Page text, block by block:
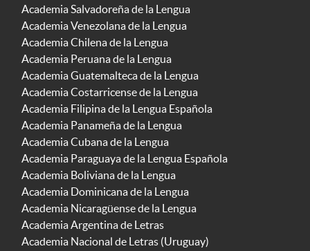
Academia Salvadoreña de la Lengua
Academia Venezolana de la Lengua
Academia Chilena de la Lengua
Academia Peruana de la Lengua
Academia Guatemalteca de la Lengua
Academia Costarricense de la Lengua
Academia Filipina de la Lengua Española
Academia Panameña de la Lengua
Academia Cubana de la Lengua
Academia Paraguaya de la Lengua Española
Academia Boliviana de la Lengua
Academia Dominicana de la Lengua
Academia Nicaragüense de la Lengua
Academia Argentina de Letras
Academia Nacional de Letras (Uruguay)